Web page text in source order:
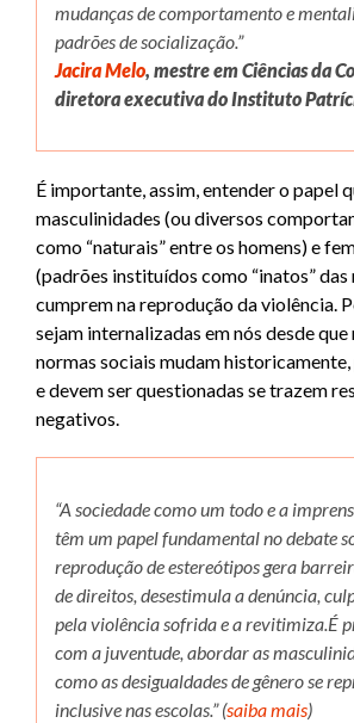
mudanças de comportamento e
padrões de socialização.”
Jacira Melo, mestre em Ciências da
diretora executiva do Instituto
É importante, assim, entender o papel
masculinidades (ou diversos
como “naturais” entre os homens) e
(padrões instituídos como “inatos” das
cumprem na reprodução da violência.
sejam internalizadas em nós desde que
normas sociais mudam
e devem ser questionadas se trazem
negativos.
“A sociedade como um todo e a
têm um papel fundamental no debate
reprodução de estereótipos gera
de direitos, desestimula a denúncia,
pela violência sofrida e a revitimiza.É
com a juventude, abordar as
como as desigualdades de gênero se
inclusive nas escolas.” (saiba mais)